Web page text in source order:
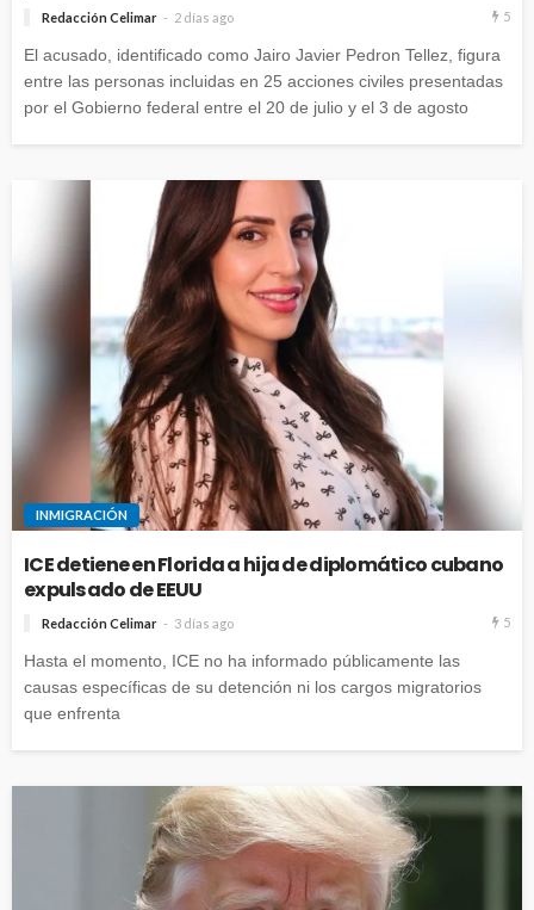
Redacción Celimar 2 días ago 5
El acusado, identificado como Jairo Javier Pedron Tellez, figura
entre las personas incluidas en 25 acciones civiles presentadas
por el Gobierno federal entre el 20 de julio y el 3 de agosto
INMIGRACIÓN
ICE detiene en Florida a hija de diplomático cubano
expulsado de EEUU
Redacción Celimar 3 días ago 5
Hasta el momento, ICE no ha informado públicamente las
causas específicas de su detención ni los cargos migratorios
que enfrenta